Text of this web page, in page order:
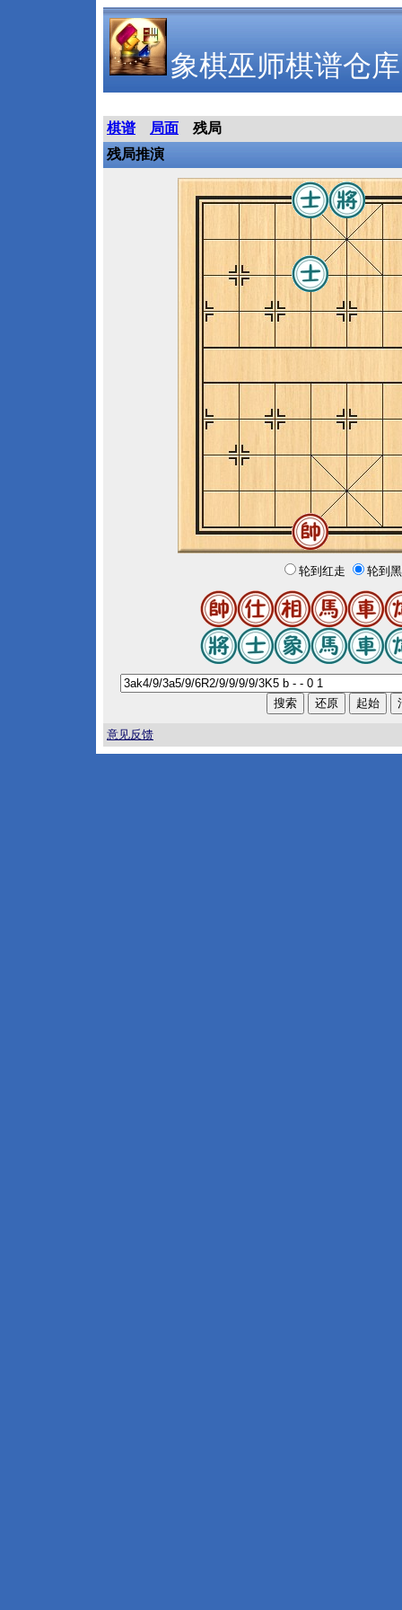
象棋巫师棋谱仓库
棋谱 局面
残局
残局推演
轮到红走 轮到
意见反馈